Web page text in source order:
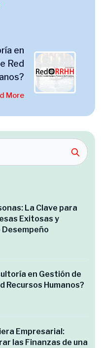
en
Red
More
La Clave para
Exitosas y
Desempeño
en Gestión de
Recursos Humanos?
Empresarial:
las Finanzas de una